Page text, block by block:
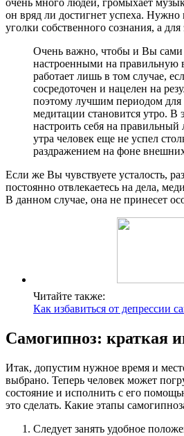
очень много людей, громыхает
он вряд ли достигнет успеха. Нужно
уголки собственного сознания, а для
Очень важно, чтобы и Вы сами
настроенными на правильную
работает лишь в том случае,
сосредоточен и нацелен на
поэтому лучшим периодом для
медитации становится утро. В
настроить себя на правильный
утра человек еще не успел
раздражением на фоне
Если же Вы чувствуете усталость,
постоянно отвлекаетесь на дела,
В данном случае, она не принесет
Читайте также:
Как избавиться от депрессии
Самогипноз: краткая
Итак, допустим нужное время и
выбрано. Теперь человек может
состояние и исполнить с его
это сделать. Какие этапы
Следует занять удобное